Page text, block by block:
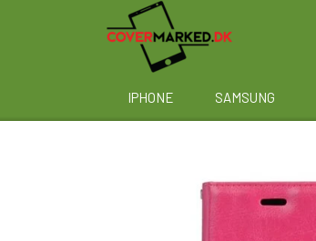
IPHONE SAMSUNG